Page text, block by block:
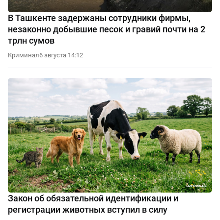
В Ташкенте задержаны сотрудники фирмы,
незаконно добывшие песок и гравий почти на 2
трлн сумов
Криминал6 августа 14:12
Закон об обязательной идентификации и
регистрации животных вступил в силу